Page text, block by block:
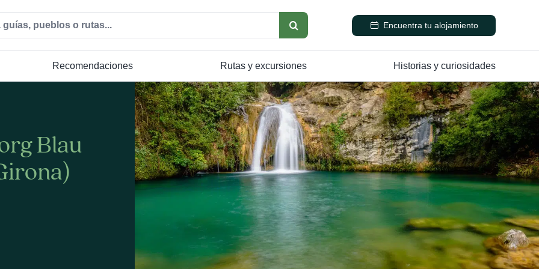
Encuentra tu alojamiento
Recomendaciones Rutas y excursiones Historias y curiosidades
Blau